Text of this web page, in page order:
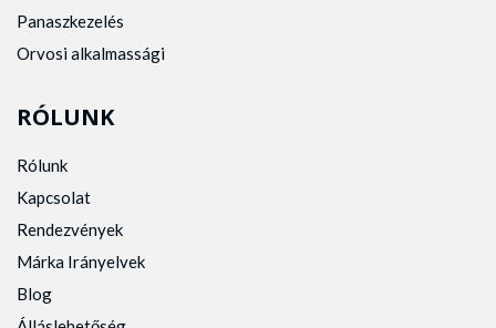
Panaszkezelés
Orvosi alkalmassági
RÓLUNK
Rólunk
Kapcsolat
Rendezvények
Márka Irányelvek
Blog